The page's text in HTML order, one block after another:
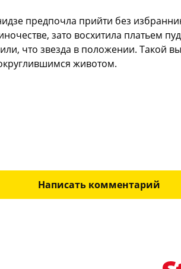
предпочла прийти без
зато восхитила платьем
что звезда в положении. Такой
животом.
Написать комментарий